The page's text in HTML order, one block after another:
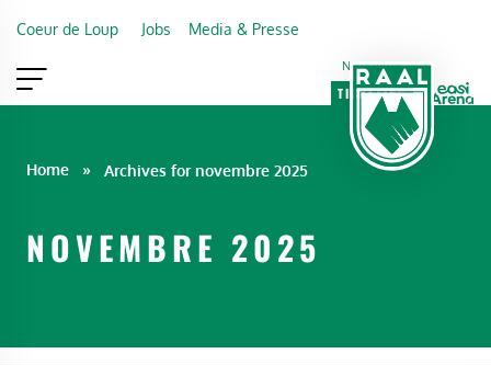
Coeur de Loup Jobs Media & Presse
Newsletter
TICKETING
VIP
FAN SHOP
NOVEMBRE 2025
Home » Archives for novembre 2025